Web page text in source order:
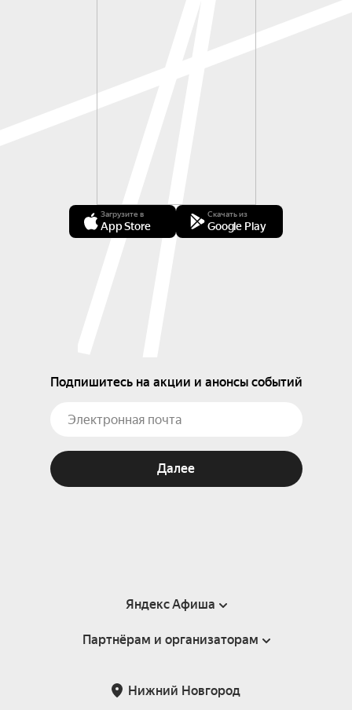
Загрузите в
App Store
Скачать из
Google Play
Подпишитесь на акции и анонсы событий
Далее
Яндекс Афиша
Справка
Подарочные сертификаты
Партнёрам и организаторам
Нижний Новгород